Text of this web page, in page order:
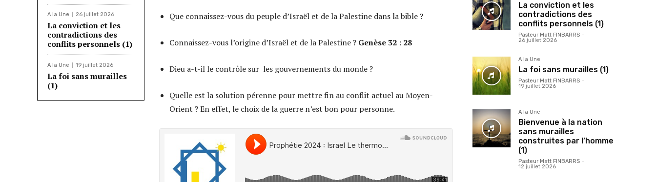
A la Une 26 juillet 2026
La conviction et les
contradictions des
conflits personnels (1)
A la Une 19 juillet 2026
La foi sans murailles
(1)
Que connaissez-vous du peuple d’Israël et de la Palestine dans la bible ?
Connaissez-vous l’origine d’Israël et de la Palestine ? Genèse 32 : 28
Dieu a-t-il le contrôle sur les gouvernements du monde ?
Quelle est la solution pérenne pour mettre fin au conflit actuel au Moyen-
Orient ? En effet, le choix de la guerre n’est bon pour personne.
La conviction et les
contradictions des
conflits personnels (1)
Pasteur Matt FINBARRS -
26 juillet 2026
A la Une
La foi sans murailles (1)
Pasteur Matt FINBARRS -
19 juillet 2026
A la Une
Bienvenue à la nation
sans murailles
construites par l’homme
(1)
Pasteur Matt FINBARRS -
12 juillet 2026